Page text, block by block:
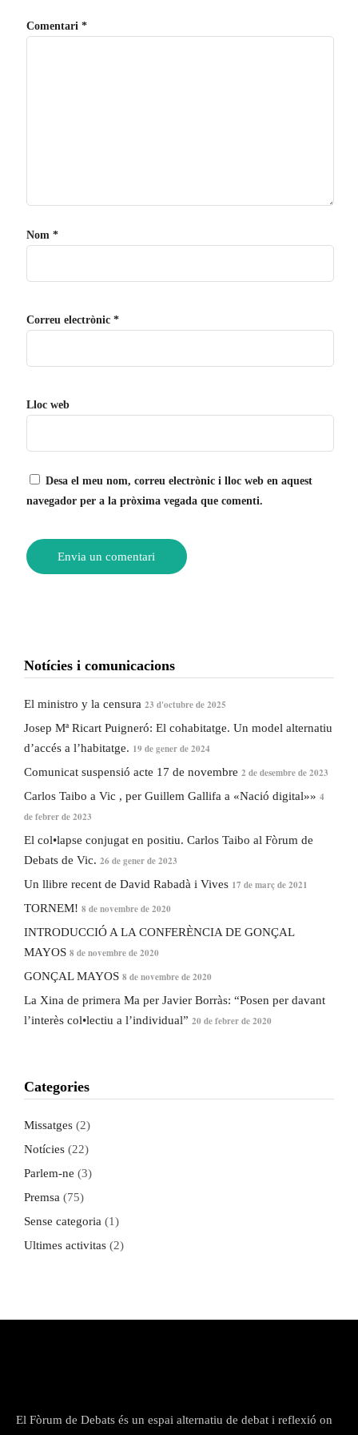
Contactar
Cercador
Comentari *
Nom *
Correu electrònic *
Lloc web
Desa el meu nom, correu electrònic i lloc web en aquest
navegador per a la pròxima vegada que comenti.
Notícies i comunicacions
El ministro y la censura 23 d'octubre de 2025
Josep Mª Ricart Puigneró: El cohabitatge. Un model alternatiu
d’accés a l’habitatge. 19 de gener de 2024
Comunicat suspensió acte 17 de novembre 2 de desembre de 2023
Carlos Taibo a Vic , per Guillem Gallifa a «Nació digital»» 4
de febrer de 2023
El col•lapse conjugat en positiu. Carlos Taibo al Fòrum de
Debats de Vic. 26 de gener de 2023
Un llibre recent de David Rabadà i Vives 17 de març de 2021
TORNEM! 8 de novembre de 2020
INTRODUCCIÓ A LA CONFERÈNCIA DE GONÇAL
MAYOS 8 de novembre de 2020
GONÇAL MAYOS 8 de novembre de 2020
La Xina de primera Ma per Javier Borràs: “Posen per davant
l’interès col•lectiu a l’individual” 20 de febrer de 2020
Categories
Missatges (2)
Notícies (22)
Parlem-ne (3)
Premsa (75)
Sense categoria (1)
Ultimes activitas (2)
El Fòrum de Debats és un espai alternatiu de debat i reflexió on